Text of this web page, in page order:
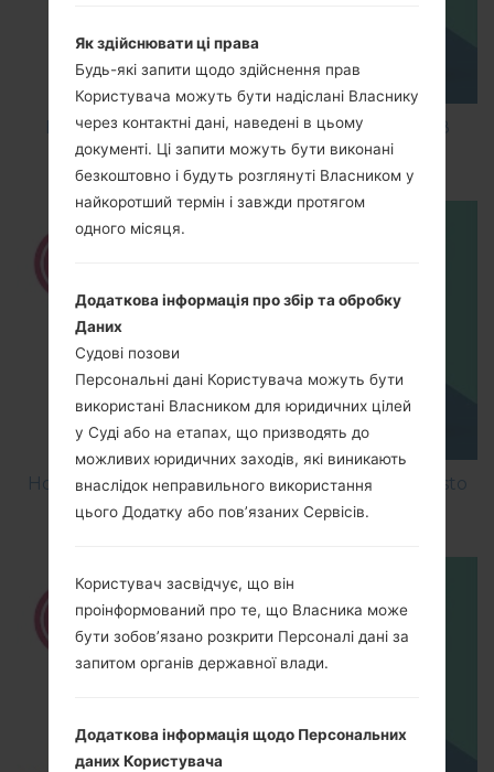
How to Factory Reset through code on LG K8
M200E?
How to Factory Reset through menu on LG Aristo
MS210?
Як здійснювати ці права
Будь-які запити щодо здійснення прав
Користувача можуть бути надіслані Власнику
через контактні дані, наведені в цьому
документі. Ці запити можуть бути виконані
безкоштовно і будуть розглянуті Власником у
найкоротший термін і завжди протягом
одного місяця.
Додаткова інформація про збір та обробку
Даних
Судові позови
Персональні дані Користувача можуть бути
використані Власником для юридичних цілей
у Суді або на етапах, що призводять до
можливих юридичних заходів, які виникають
внаслідок неправильного використання
цього Додатку або пов’язаних Сервісів.
Користувач засвідчує, що він
проінформований про те, що Власника може
бути зобов’язано розкрити Персоналі дані за
запитом органів державної влади.
Додаткова інформація щодо Персональних
даних Користувача